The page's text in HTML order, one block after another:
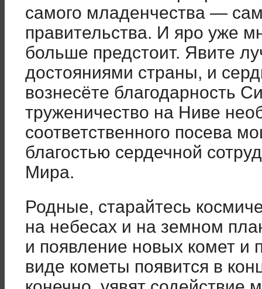
самого младенчества —
правительства. И яро уже
больше предстоит. Явите
достояниями страны, и
вознесёте благодарность
труженичество на Ниве
соответственного посева
благостью сердечной
Мира.
Родные, старайтесь
на небесах и на земном
и появление новых комет и
виде кометы появится в